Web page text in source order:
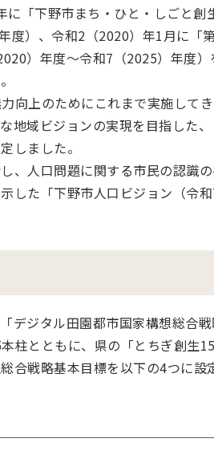
「下野市まち・ひと・しごと創
度）、令和2（2020）年1月に「
）年度～令和7（2025）年度）
向上のためにこれまで実施して
地域ビジョンの実現を目指した
しました。
、人口問題に関する市民の認識
した「下野市人口ビジョン（令和
デジタル田園都市国家構想総合
柱とともに、県の「とちぎ創生
戦略基本目標を以下の4つに設